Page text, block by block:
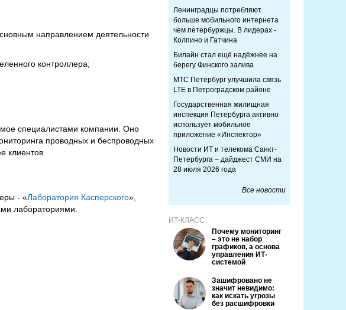
направлением деятельности
контроллера;
специалистами компании. Оно
проводных и беспроводных
клиентов.
- «Лаборатория Касперского»,
лабораториями.
Ленинградцы потребляют
больше мобильного интернета
чем петербуржцы. В лидерах -
Колпино и Гатчина
Билайн стал ещё надёжнее на
берегу Финского залива
МТС Петербург улучшила связь
LTE в Петроградском районе
Государственная жилищная
инспекция Петербурга активно
использует мобильное
приложение «Инспектор»
Новости ИТ и телекома Санкт-
Петербурга – дайджест СМИ на
28 июля 2026 года
Все новости
ИТ-КЛАСС
Почему мониторинг
– это не набор
графиков, а основа
управления ИТ-
системой
Зашифровано не
значит невидимо:
как искать угрозы
без расшифровки